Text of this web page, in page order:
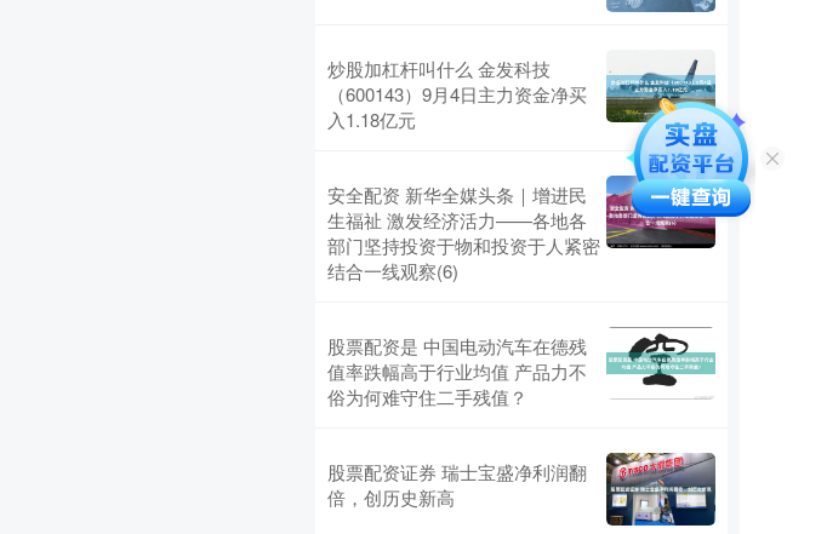
炒股加杠杆叫什么 金发科技
（600143）9月4日主力资金净买
入1.18亿元
安全配资 新华全媒头条｜增进民
生福祉 激发经济活力——各地各
部门坚持投资于物和投资于人紧密
结合一线观察(6)
股票配资是 中国电动汽车在德残
值率跌幅高于行业均值 产品力不
俗为何难守住二手残值？
股票配资证券 瑞士宝盛净利润翻
倍，创历史新高